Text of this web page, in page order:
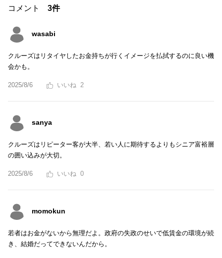
コメント 3件
wasabi
クルーズはリタイヤしたお金持ちが行くイメージを払拭するのに良い機
会かも。
2025/8/6 2
sanya
クルーズはリピーター客が大半、若い人に期待するよりもシニア富裕層
の囲い込みが大切。
2025/8/6 0
momokun
若者はお金がないから無理だよ。政府の失政のせいで低賃金の環境が続
き、結婚だってできないんだから。